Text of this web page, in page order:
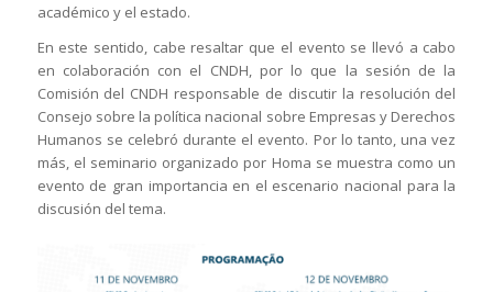
académico y el estado.
En este sentido, cabe resaltar que el evento se llevó a cabo
en colaboración con el CNDH, por lo que la sesión de la
Comisión del CNDH responsable de discutir la resolución del
Consejo sobre la política nacional sobre Empresas y Derechos
Humanos se celebró durante el evento. Por lo tanto, una vez
más, el seminario organizado por Homa se muestra como un
evento de gran importancia en el escenario nacional para la
discusión del tema.